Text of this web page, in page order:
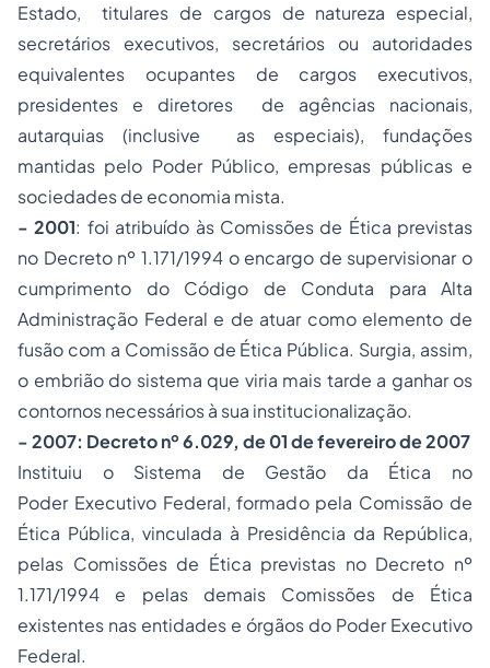
Estado, titulares de cargos de natureza especial,
secretários executivos, secretários ou autoridades
equivalentes ocupantes de cargos executivos,
presidentes e diretores de agências nacionais,
autarquias (inclusive as especiais), fundações
mantidas pelo Poder Público, empresas públicas e
sociedades de economia mista.
- 2001: foi atribuído às Comissões de Ética previstas
no Decreto nº 1.171/1994 o encargo de supervisionar o
cumprimento do Código de Conduta para Alta
Administração Federal e de atuar como elemento de
fusão com a Comissão de Ética Pública. Surgia, assim,
o embrião do sistema que viria mais tarde a ganhar os
contornos necessários à sua institucionalização.
- 2007: Decreto nº 6.029, de 01 de fevereiro de 2007
Instituiu o Sistema de Gestão da Ética no
Poder Executivo Federal, formado pela Comissão de
Ética Pública, vinculada à Presidência da República,
pelas Comissões de Ética previstas no Decreto nº
1.171/1994 e pelas demais Comissões de Ética
existentes nas entidades e órgãos do Poder Executivo
Federal.